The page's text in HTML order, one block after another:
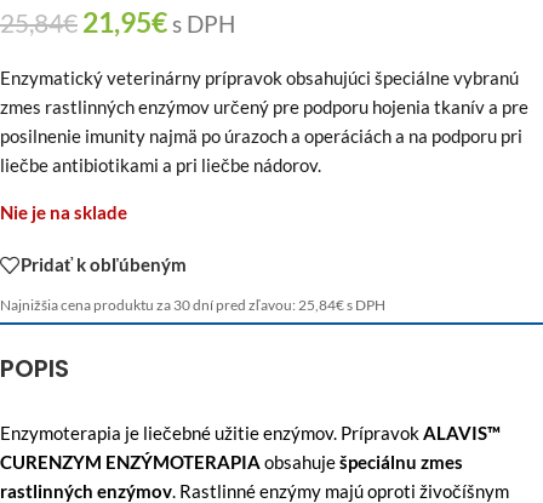
25,84€ 21,95€s DPH
Enzymatický veterinárny prípravok obsahujúci špeciálne vybranú
zmes rastlinných enzýmov určený pre podporu hojenia tkanív a pre
posilnenie imunity najmä po úrazoch a operáciách a na podporu pri
liečbe antibiotikami a pri liečbe nádorov.
Nie je na sklade
Pridať k obľúbeným
Najnižšia cena produktu za 30 dní pred zľavou: 25,84€s DPH
POPIS
Enzymoterapia je liečebné užitie enzýmov. Prípravok ALAVIS™
CURENZYM ENZÝMOTERAPIA obsahuješpeciálnu zmes
rastlinných enzýmov . Rastlinné enzýmy majú oproti živočíšnym